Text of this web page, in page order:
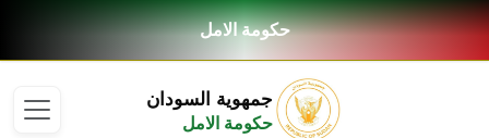
حكومة الامل
جمهوية السودان
حكومة الامل